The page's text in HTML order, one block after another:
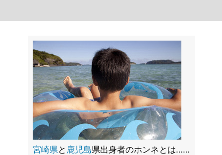
宮崎県と 鹿児島県出身者のホンネとは……